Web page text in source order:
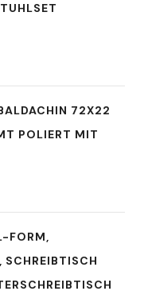
72X22
POLIERT MIT
FORM,
SCHREIBTISCH